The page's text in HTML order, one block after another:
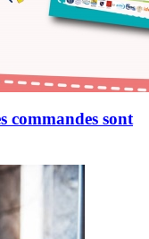
commandes sont